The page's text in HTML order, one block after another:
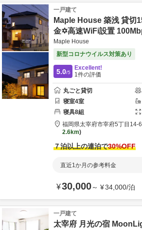
一戸建て
Maple House 築浅 貸切
金✡️高速WiFi設置
Maple House
新型コロナウイルス対策あり
5.0/5
Excellent!
1件の評価
丸ごと貸切
寝室4室
寝具8組
福岡県太宰府市宰府5丁目14-6
2.6km
７泊以上の連泊で30%OFF
直近1か月の参考料金
¥30,000～ ¥34,000/泊
一戸建て
太宰府 月光の宿